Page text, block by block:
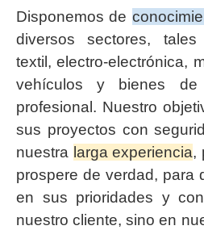
Disponemos de
diversos sectores, tales
textil, electro-electrónica,
vehículos y bienes
profesional. Nuestro
sus proyectos con
nuestra larga experiencia,
prospere de verdad, para
en sus prioridades y
nuestro cliente, sino en